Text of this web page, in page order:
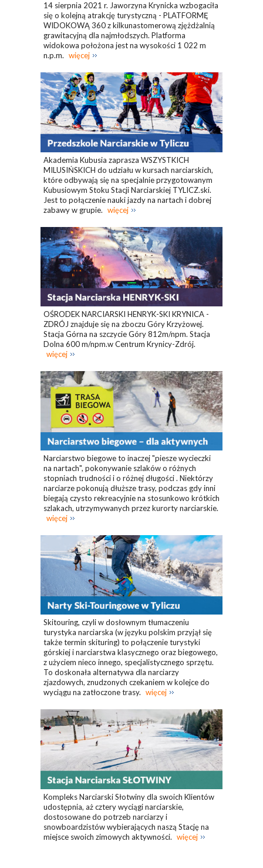
14 sierpnia 2021 r. Jaworzyna Krynicka wzbogaciła
się o kolejną atrakcję turystyczną - PLATFORMĘ
WIDOKOWĄ 360 z kilkunastomerową zjężdżalnią
grawitacyjną dla najmłodszych. Platforma
widokowa położona jest na wysokości 1 022 m
n.p.m. więcej
Akademia Kubusia zaprasza WSZYSTKICH
MILUSIŃSKICH do udziału w kursach narciarskich,
które odbywają się na specjalnie przygotowanym
Kubusiowym Stoku Stacji Narciarskiej TYLICZ.ski.
Jest to połączenie nauki jazdy na nartach i dobrej
zabawy w grupie. więcej
OŚRODEK NARCIARSKI HENRYK-SKI KRYNICA -
ZDRÓJ znajduje się na zboczu Góry Krzyżowej.
Stacja Górna na szczycie Góry 812m/npm. Stacja
Dolna 600 m/npm.w Centrum Krynicy-Zdrój.
więcej
Narciarstwo biegowe to inaczej "piesze wycieczki
na nartach", pokonywanie szlaków o różnych
stopniach trudności i o różnej długości . Niektórzy
narciarze pokonują dłuższe trasy, podczas gdy inni
biegają czysto rekreacyjnie na stosunkowo krótkich
szlakach, utrzymywanych przez kurorty narciarskie.
więcej
Skitouring, czyli w dosłownym tłumaczeniu
turystyka narciarska (w języku polskim przyjął się
także termin skituring) to połączenie turystyki
górskiej i narciarstwa klasycznego oraz biegowego,
z użyciem nieco innego, specjalistycznego sprzętu.
To doskonała alternatywa dla narciarzy
zjazdowych, znudzonych czekaniem w kolejce do
wyciągu na zatłoczone trasy. więcej
Kompleks Narciarski Słotwiny dla swoich Klientów
udostępnia, aż cztery wyciągi narciarskie,
dostosowane do potrzeb narciarzy i
snowboardzistów wybierających naszą Stację na
miejsce swoich zimowych aktywności. więcej